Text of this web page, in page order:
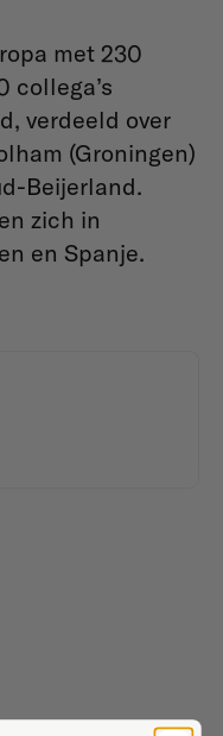
met 230
collega’s
verdeeld over
(Groningen)
Beijerland.
zich in
en Spanje.